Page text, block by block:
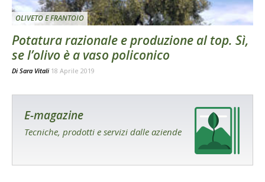
OLIVETO E FRANTOIO
Potatura razionale e produzione al top. Sì,
se l’olivo è a vaso policonico
Di Sara Vitali 18 Aprile 2019
E-magazine
Tecniche, prodotti e servizi dalle aziende